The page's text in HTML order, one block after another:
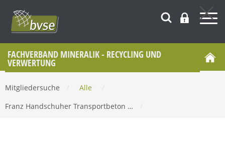
FACHVERBAND MINERALIK - RECYCLING UND
VERWERTUNG
Mitgliedersuche Alle
Franz Handschuher Transportbeton …